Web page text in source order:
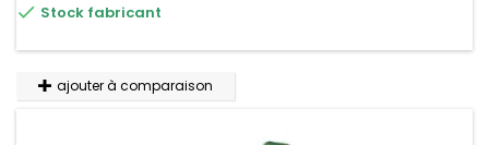
 Stock fabricant
ajouter à comparaison